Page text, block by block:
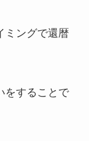
ミングで還暦
をすることで